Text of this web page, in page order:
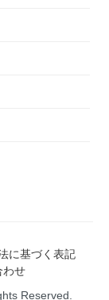
に基づく表記
わせ
Reserved.